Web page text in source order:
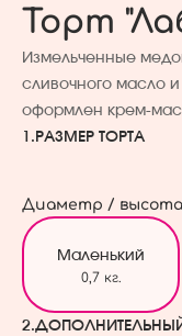
Торт
Измельченные
сливочного масло
оформлен крем-
1. РАЗМЕР ТОРТА
Диаметр / высота
Маленький
0,7 кг.
2.